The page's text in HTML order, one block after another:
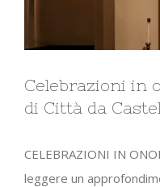
Celebrazioni in
di Città da
CELEBRAZIONI IN
leggere un